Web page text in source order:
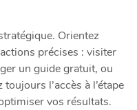
Orientez
précises : visiter
un guide gratuit, ou
l’accès à l’étape
vos résultats.